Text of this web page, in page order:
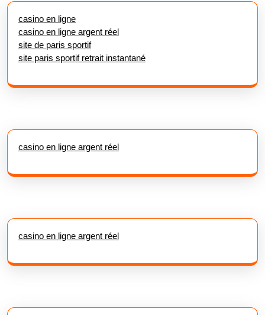
casino en ligne
casino en ligne argent réel
site de paris sportif
site paris sportif retrait instantané
casino en ligne argent réel
casino en ligne argent réel